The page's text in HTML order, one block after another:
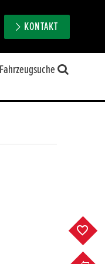
KONTAKT
Fahrzeugsuche